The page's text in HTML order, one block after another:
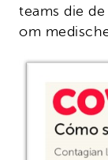
teams die
om